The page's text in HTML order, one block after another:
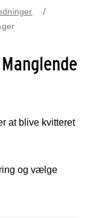
at blive kvitteret
og vælge